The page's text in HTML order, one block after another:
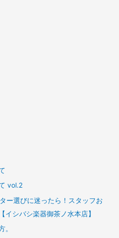
vol.2
ー選びに迷ったら！スタッフお
イシバシ楽器御茶ノ水本店】
。